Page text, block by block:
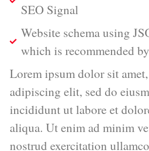
SEO Signal
Website schema using
which is recommended
Lorem ipsum dolor sit
adipiscing elit, sed do
incididunt ut labore et
aliqua. Ut enim ad minim
nostrud exercitation